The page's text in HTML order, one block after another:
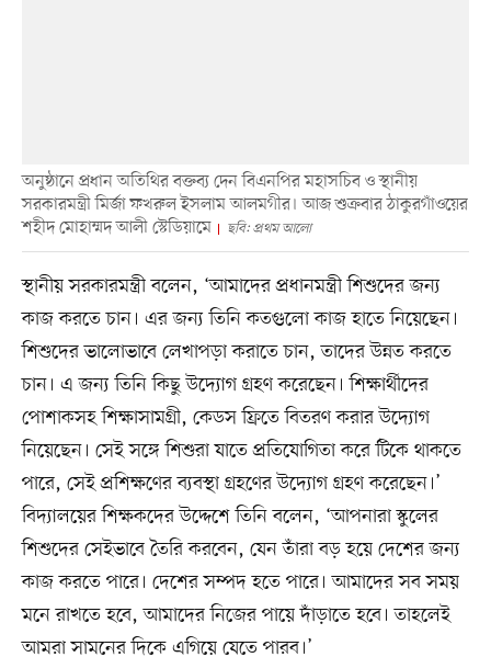
অনুষ্ঠানে প্রধান অতিথির বক্তব্য দেন বিএনপির মহাসচিব ও স্থানীয়
সরকারমন্ত্রী মির্জা ফখরুল ইসলাম আলমগীর। আজ শুক্রবার ঠাকুরগাঁওয়ের
শহীদ মোহাম্মদ আলী স্টেডিয়ামে
ছবি: প্রথম আলো
স্থানীয় সরকারমন্ত্রী বলেন, ‘আমাদের প্রধানমন্ত্রী শিশুদের জন্য
কাজ করতে চান। এর জন্য তিনি কতগুলো কাজ হাতে নিয়েছেন।
শিশুদের ভালোভাবে লেখাপড়া করাতে চান, তাদের উন্নত করতে
চান। এ জন্য তিনি কিছু উদ্যোগ গ্রহণ করেছেন। শিক্ষার্থীদের
পোশাকসহ শিক্ষাসামগ্রী, কেডস ফ্রিতে বিতরণ করার উদ্যোগ
নিয়েছেন। সেই সঙ্গে শিশুরা যাতে প্রতিযোগিতা করে টিকে থাকতে
পারে, সেই প্রশিক্ষণের ব্যবস্থা গ্রহণের উদ্যোগ গ্রহণ করেছেন।’
বিদ্যালয়ের শিক্ষকদের উদ্দেশে তিনি বলেন, ‘আপনারা স্কুলের
শিশুদের সেইভাবে তৈরি করবেন, যেন তাঁরা বড় হয়ে দেশের জন্য
কাজ করতে পারে। দেশের সম্পদ হতে পারে। আমাদের সব সময়
মনে রাখতে হবে, আমাদের নিজের পায়ে দাঁড়াতে হবে। তাহলেই
আমরা সামনের দিকে এগিয়ে যেতে পারব।’